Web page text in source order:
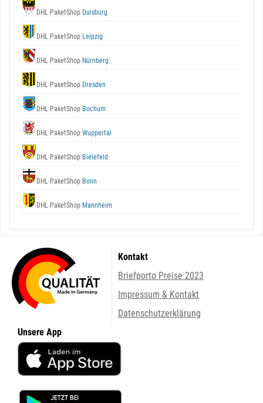
DHL PaketShop Duisburg
DHL PaketShop Leipzig
DHL PaketShop Nürnberg
DHL PaketShop Dresden
DHL PaketShop Bochum
DHL PaketShop Wuppertal
DHL PaketShop Bielefeld
DHL PaketShop Bonn
DHL PaketShop Mannheim
Kontakt
Briefporto Preise 2023
Impressum & Kontakt
Datenschutzerklärung
Unsere App